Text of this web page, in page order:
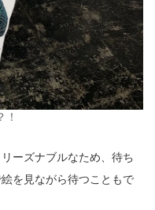
！
ーズナブルなため、待ち
を見ながら待つこともで